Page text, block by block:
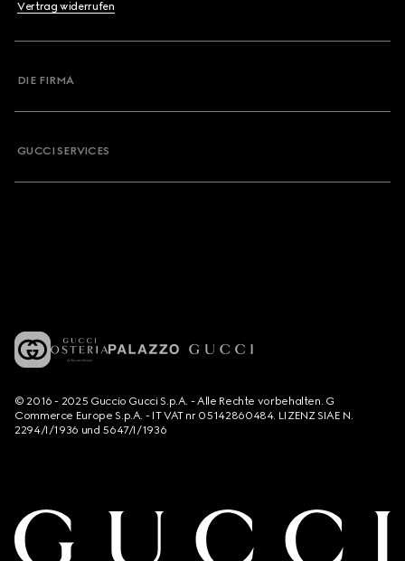
Vertrag widerrufen
DIE FIRMA
GUCCI SERVICES
© 2016 - 2025 Guccio Gucci S.p.A. - Alle Rechte vorbehalten. G
Commerce Europe S.p.A. - IT VAT nr 05142860484. LIZENZ SIAE N.
2294/I/1936 und 5647/I/1936